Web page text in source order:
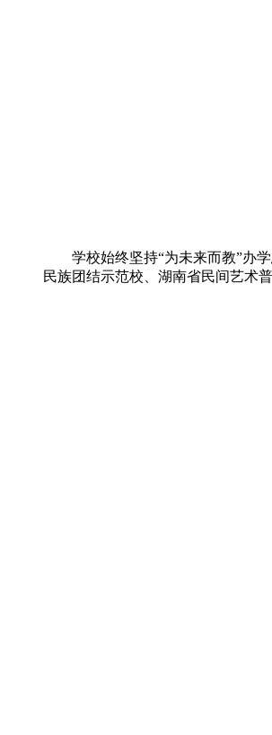
学校始终坚持“为未来而教”办学
民族团结示范校、湖南省民间艺术